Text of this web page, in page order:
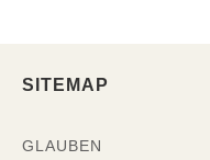
SITEMAP
GLAUBEN